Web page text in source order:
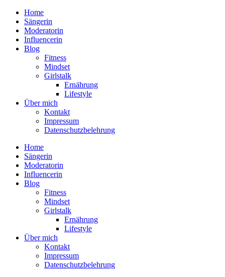
Home
Sängerin
Moderatorin
Influencerin
Blog
Fitness
Mindset
Girlstalk
Ernährung
Lifestyle
Über mich
Kontakt
Impressum
Datenschutzbelehrung
Home
Sängerin
Moderatorin
Influencerin
Blog
Fitness
Mindset
Girlstalk
Ernährung
Lifestyle
Über mich
Kontakt
Impressum
Datenschutzbelehrung